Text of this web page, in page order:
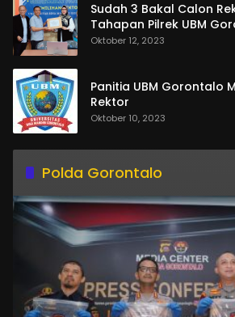
Sudah 3 Bakal Calon
Tahapan Pilrek UBM
Oktober 12, 2023
Panitia UBM Gorontalo
Rektor
Oktober 10, 2023
Polda Gorontalo